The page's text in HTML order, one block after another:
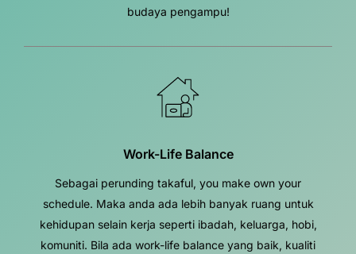
budaya pengampu!
Work-Life Balance
Sebagai perunding takaful, you make own your
schedule. Maka anda ada lebih banyak ruang untuk
kehidupan selain kerja seperti ibadah, keluarga, hobi,
komuniti. Bila ada work-life balance yang baik, kualiti